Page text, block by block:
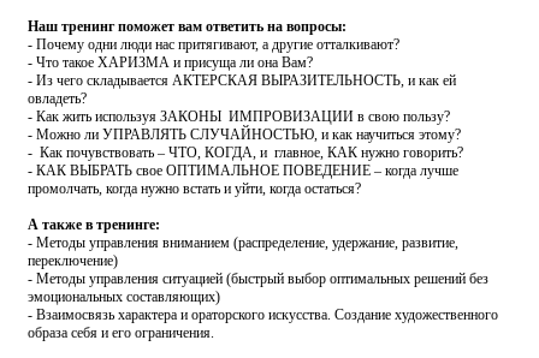
Наш тренинг поможет вам ответить на вопросы:
- Почему одни люди нас притягивают, а другие отталкивают?
- Что такое ХАРИЗМА и присуща ли она Вам?
- Из чего складывается АКТЕРСКАЯ ВЫРАЗИТЕЛЬНОСТЬ, и как ей
овладеть?
- Как жить используя ЗАКОНЫ ИМПРОВИЗАЦИИ в свою пользу?
- Можно ли УПРАВЛЯТЬ СЛУЧАЙНОСТЬЮ, и как научиться этому?
- Как почувствовать – ЧТО, КОГДА, и главное, КАК нужно говорить?
- КАК ВЫБРАТЬ свое ОПТИМАЛЬНОЕ ПОВЕДЕНИЕ – когда лучше
промолчать, когда нужно встать и уйти, когда остаться?
А также в тренинге:
- Методы управления вниманием (распределение, удержание, развитие,
переключение)
- Методы управления ситуацией (быстрый выбор оптимальных решений без
эмоциональных составляющих)
- Взаимосвязь характера и ораторского искусства. Создание художественного
образа себя и его ограничения.